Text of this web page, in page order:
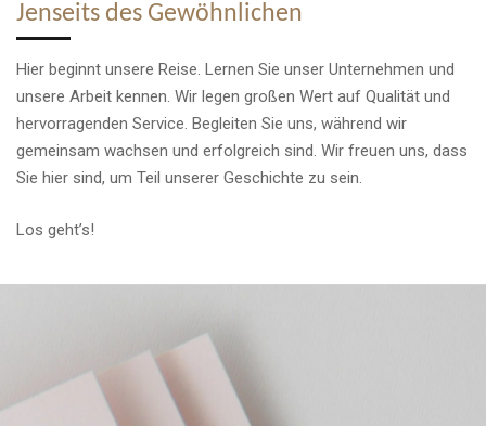
Jenseits des Gewöhnlichen
Hier beginnt unsere Reise. Lernen Sie unser Unternehmen und
unsere Arbeit kennen. Wir legen großen Wert auf Qualität und
hervorragenden Service. Begleiten Sie uns, während wir
gemeinsam wachsen und erfolgreich sind. Wir freuen uns, dass
Sie hier sind, um Teil unserer Geschichte zu sein.
Los geht’s!